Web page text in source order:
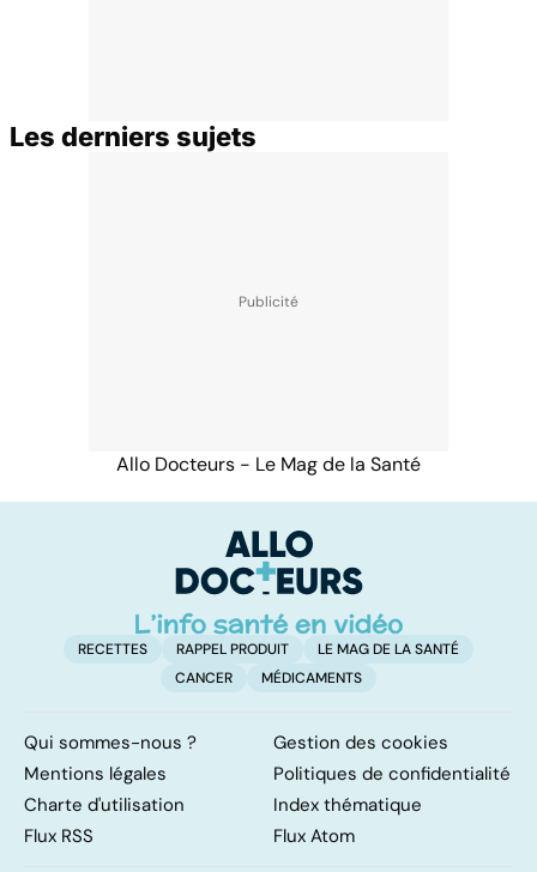
Les derniers sujets
Allo Docteurs - Le Mag de la Santé
RECETTES RAPPEL PRODUIT
LE MAG DE LA SANTÉ
CANCER
MÉDICAMENTS
Qui sommes-nous ?
Gestion des cookies
Mentions légales
Politiques de confidentialité
Charte d'utilisation
Index thématique
Flux RSS
Flux Atom